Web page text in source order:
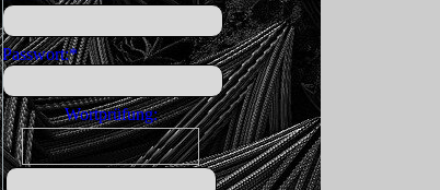
Passwort:*
Wortprüfung: